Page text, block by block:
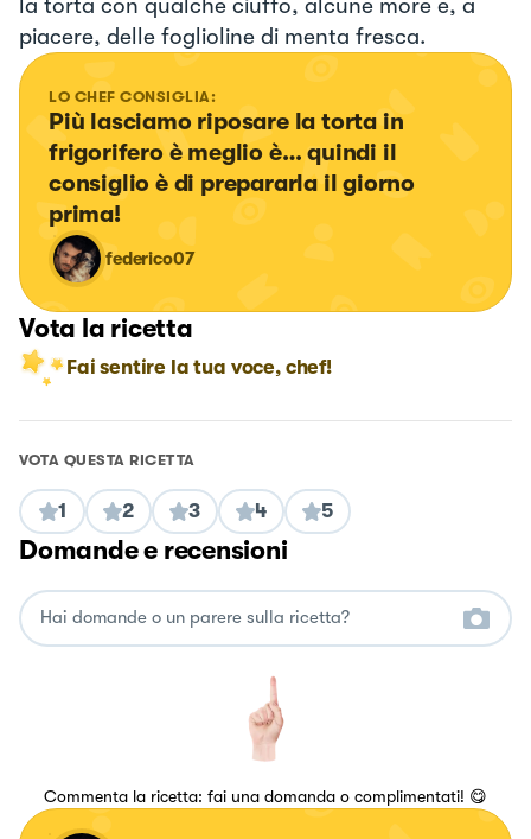
la torta con qualche ciuffo, alcune more e, a
piacere, delle foglioline di menta fresca.
LO CHEF CONSIGLIA:
Più lasciamo riposare la torta in
frigorifero è meglio è… quindi il
consiglio è di prepararla il giorno
prima!
federico07
Vota la ricetta
Fai sentire la tua voce, chef!
VOTA QUESTA RICETTA
1 2 3 4 5
Domande e recensioni
Commenta la ricetta: fai una domanda o complimentati! 😋